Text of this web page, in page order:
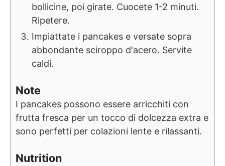
bollicine, poi girate. Cuocete 1-2 minuti.
Ripetere.
Impiattate i pancakes e versate sopra
abbondante sciroppo d'acero. Servite
caldi.
Note
I pancakes possono essere arricchiti con
frutta fresca per un tocco di dolcezza extra e
sono perfetti per colazioni lente e rilassanti.
Nutrition